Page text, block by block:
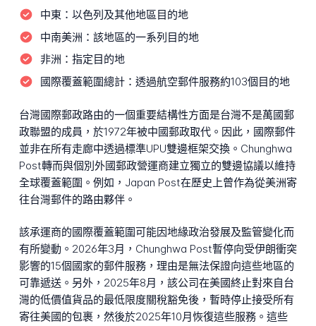
中東： 以色列及其他地區目的地
中南美洲： 該地區的一系列目的地
非洲： 指定目的地
國際覆蓋範圍總計： 透過航空郵件服務約103個目的地
台灣國際郵政路由的一個重要結構性方面是台灣不是萬國郵
政聯盟的成員，於1972年被中國郵政取代。因此，國際郵件
並非在所有走廊中透過標準UPU雙邊框架交換。Chunghwa
Post轉而與個別外國郵政營運商建立獨立的雙邊協議以維持
全球覆蓋範圍。例如，Japan Post在歷史上曾作為從美洲寄
往台灣郵件的路由夥伴。
該承運商的國際覆蓋範圍可能因地緣政治發展及監管變化而
有所變動。2026年3月，Chunghwa Post暫停向受伊朗衝突
影響的15個國家的郵件服務，理由是無法保證向這些地區的
可靠遞送。另外，2025年8月，該公司在美國終止對來自台
灣的低價值貨品的最低限度關稅豁免後，暫時停止接受所有
寄往美國的包裹，然後於2025年10月恢復這些服務。這些